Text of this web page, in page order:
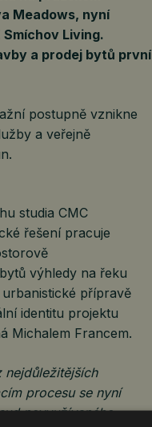
Meadows, nyní
Living.
a prodej bytů první
postupně vznikne
a veřejně
studia CMC
řešení pracuje
výhledy na řeku
přípravě
identitu projektu
Michalem Francem.
nejdůležitějších
procesu se nyní
nevyužívaného